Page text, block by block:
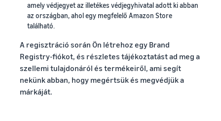
amely védjegyet az illetékes védjegyhivatal adott ki abban
az országban, ahol egy megfelelő Amazon Store
található.
A regisztráció során Ön létrehoz egy Brand
Registry-fiókot, és részletes tájékoztatást ad meg a
szellemi tulajdonáról és termékeiről, ami segít
nekünk abban, hogy megértsük és megvédjük a
márkáját.